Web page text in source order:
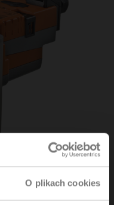
O plikach cookies